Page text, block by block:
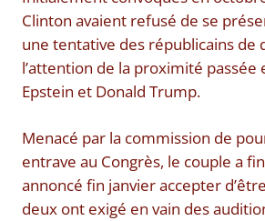
Clinton avaient refusé de se
une tentative des républicains de
l’attention de la proximité passée
Epstein et Donald Trump.
Menacé par la commission de
entrave au Congrès, le couple a
annoncé fin janvier accepter
deux ont exigé en vain des